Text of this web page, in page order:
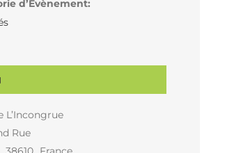
d’Évènement:
L’Incongrue
Rue